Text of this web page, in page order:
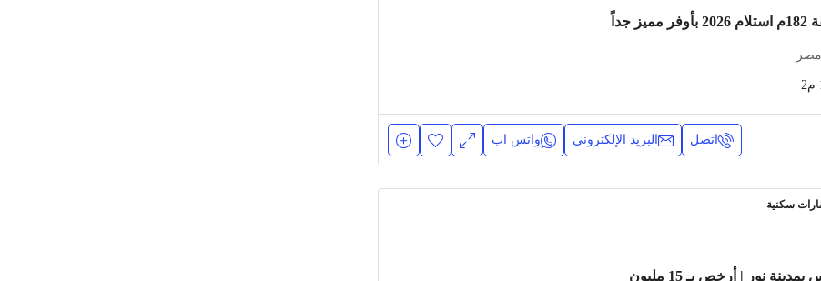
مصر
م2
اتصل البريد الإلكتروني واتس اب
سكنية
للبيع فيلا توين هاوس بمدينة نور | أرخص بـ 15 مليون